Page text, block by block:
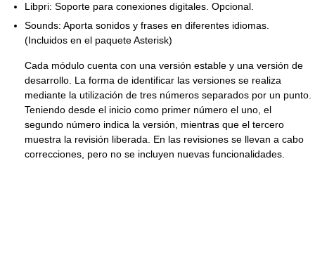
Libpri: Soporte para conexiones digitales. Opcional.
Sounds: Aporta sonidos y frases en diferentes idiomas.
(Incluidos en el paquete Asterisk)
Cada módulo cuenta con una versión estable y una versión de
desarrollo. La forma de identificar las versiones se realiza
mediante la utilización de tres números separados por un punto.
Teniendo desde el inicio como primer número el uno, el
segundo número indica la versión, mientras que el tercero
muestra la revisión liberada. En las revisiones se llevan a cabo
correcciones, pero no se incluyen nuevas funcionalidades.